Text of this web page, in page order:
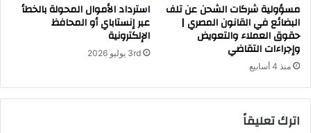
مسؤولية شركات الشحن عن تلف
البضائع في القانون المصري |
حقوق العملاء والتعويض
وإجراءات التقاضي
منذ 4 أسابيع
استرداد الأموال المحولة بالخطأ
عبر إنستاباي أو المحافظ
الإلكترونية
3rd يوليو 2026
اترك تعليقاً